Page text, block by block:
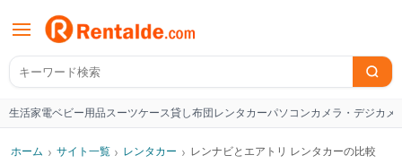
生活家電ベビー用品スーツケース貸し布団レンタカーパソコンカメラ・デジカメ
ホーム › サイト一覧 › レンタカー › レンナビとエアトリ レンタカーの比較